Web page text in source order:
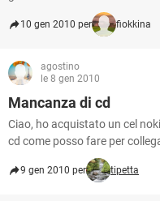
10 gen 2010 per fiokkina
agostino
le 8 gen 2010
Mancanza di cd
Ciao, ho acquistato un cel
cd come posso fare per
9 gen 2010 per tipetta